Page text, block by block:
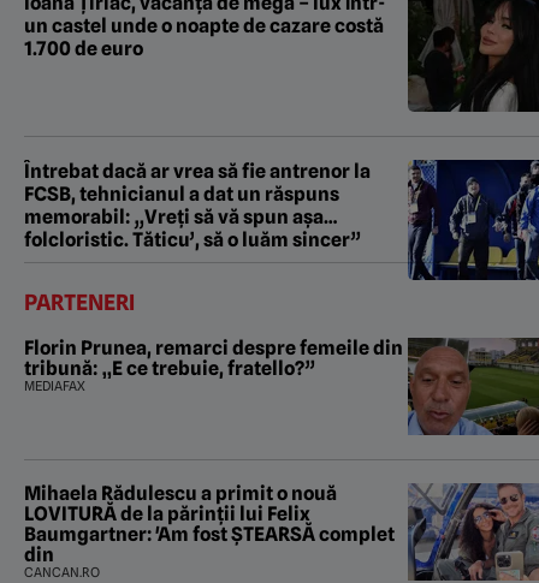
un castel unde o noapte de cazare costă
1.700 de euro
Întrebat dacă ar vrea să fie antrenor la
FCSB, tehnicianul a dat un răspuns
memorabil: „Vreți să vă spun așa…
folcloristic. Tăticu’, să o luăm sincer”
PARTENERI
Florin Prunea, remarci despre femeile din
tribună: „E ce trebuie, fratello?”
MEDIAFAX
Mihaela Rădulescu a primit o nouă
LOVITURĂ de la părinții lui Felix
Baumgartner: 'Am fost ȘTEARSĂ complet
din
CANCAN.RO